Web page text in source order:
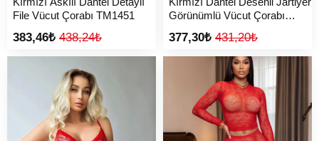
File Vücut Çorabı TM1451
383,46₺ 438,24₺
Görünümlü Vücut Çorabı
377,30₺ 431,20₺